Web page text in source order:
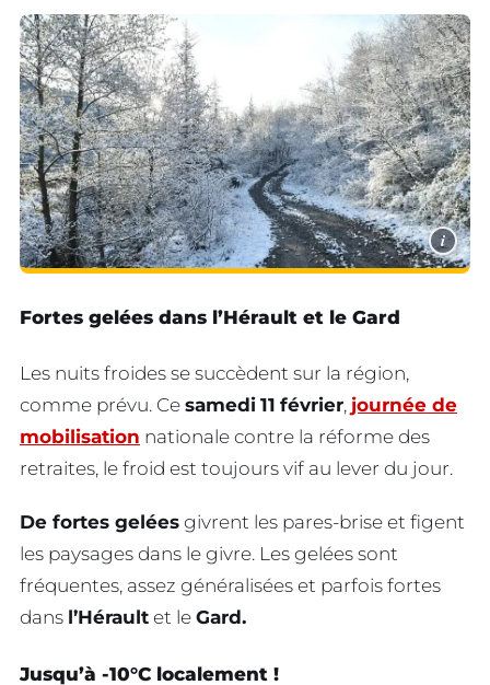
i
Fortes gelées dans l’Hérault et le Gard
Les nuits froides se succèdent sur la région,
comme prévu. Ce samedi 11 février, journée de
mobilisation nationale contre la réforme des
retraites, le froid est toujours vif au lever du jour.
De fortes gelées givrent les pares-brise et figent
les paysages dans le givre. Les gelées sont
fréquentes, assez généralisées et parfois fortes
dans l’Hérault et le Gard.
Jusqu’à -10°C localement !